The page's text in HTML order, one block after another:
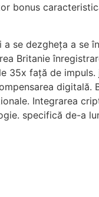
bonus
dezgheța a se
Britanie
35x față de
Integrarea
specifică de-a